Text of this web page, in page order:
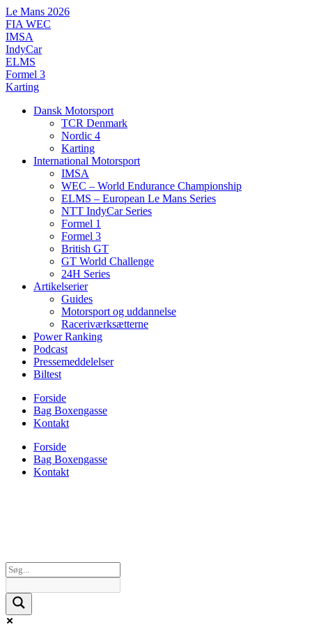
Videre
til
indhold
Le Mans 2026
FIA WEC
IMSA
IndyCar
ELMS
Formel 3
Karting
Dansk Motorsport
TCR Denmark
Nordic 4
Karting
International Motorsport
IMSA
WEC – World Endurance Championship
ELMS – European Le Mans Series
NTT IndyCar Series
Formel 1
Formel 3
British GT
GT World Challenge
24H Series
Artikelserier
Guides
Motorsport og uddannelse
Raceriværksætterne
Power Ranking
Podcast
Pressemeddelelser
Biltest
Forside
Bag Boxengasse
Kontakt
Forside
Bag Boxengasse
Kontakt